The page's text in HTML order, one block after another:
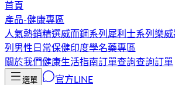
首頁
產品-健康專區
人氣熱銷精選威而鋼系列 犀利士系列 樂威
列 男性日常保健印度學名藥專區
關於我們健康生活指南訂單查詢查詢訂單
選單 官方LINE